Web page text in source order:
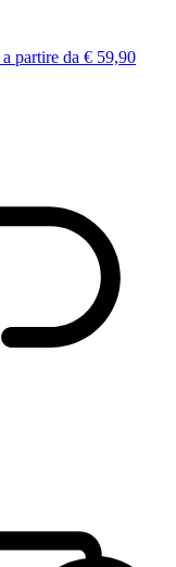
a partire da € 59,90